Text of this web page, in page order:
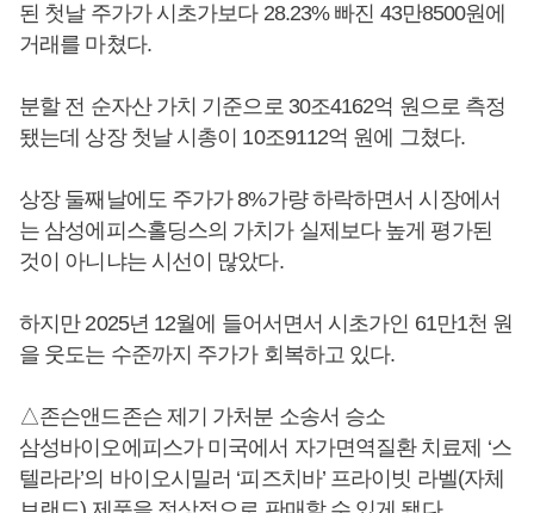
된 첫날 주가가 시초가보다 28.23% 빠진 43만8500원에
거래를 마쳤다.
분할 전 순자산 가치 기준으로 30조4162억 원으로 측정
됐는데 상장 첫날 시총이 10조9112억 원에 그쳤다.
상장 둘째날에도 주가가 8%가량 하락하면서 시장에서
는 삼성에피스홀딩스의 가치가 실제보다 높게 평가된
것이 아니냐는 시선이 많았다.
하지만 2025년 12월에 들어서면서 시초가인 61만1천 원
을 웃도는 수준까지 주가가 회복하고 있다.
△존슨앤드존슨 제기 가처분 소송서 승소
삼성바이오에피스가 미국에서 자가면역질환 치료제 ‘스
텔라라’의 바이오시밀러 ‘피즈치바’ 프라이빗 라벨(자체